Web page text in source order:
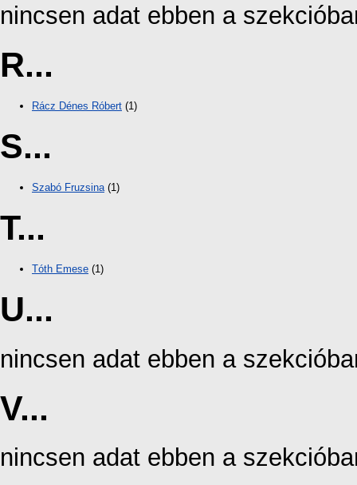
nincsen adat ebben a
R...
Rácz Dénes Róbert (1)
S...
Szabó Fruzsina(1)
T...
Tóth Emese (1)
U...
nincsen adat ebben a
V...
nincsen adat ebben a